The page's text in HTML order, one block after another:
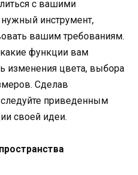
с вашими
инструмент,
вашим требованиям.
какие функции вам
изменения цвета, выбора
Сделав
приведенным
своей идеи.